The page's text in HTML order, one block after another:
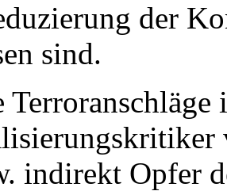
der
sind.
indirekt Opfer